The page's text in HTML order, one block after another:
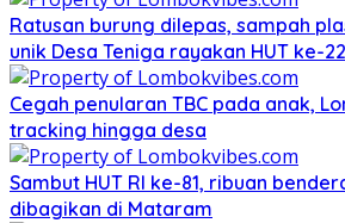
Ratusan burung dilepas, sampah
unik Desa Teniga rayakan HUT ke-22
Cegah penularan TBC pada anak,
tracking hingga desa
Sambut HUT RI ke-81, ribuan
dibagikan di Mataram